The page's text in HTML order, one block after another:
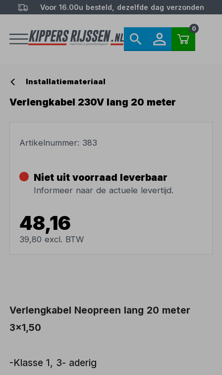
Voor 16.00u besteld, dezelfde dag verzonden
0
Installatiemateriaal
Verlengkabel 230V lang 20 meter
Artikelnummer: 383
Niet uit voorraad leverbaar
Informeer naar de actuele levertijd.
48,16
39,80 excl. BTW
Verlengkabel Neopreen lang 20 meter
3x1,50
-Klasse 1, 3- aderig